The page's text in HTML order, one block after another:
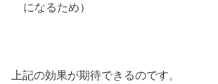
になるため）
上記の効果が期待できるのです。